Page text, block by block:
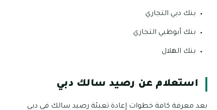
بنك دبي التجاري
بنك أبوظبي التجاري
بنك الهلال
استعلام عن رصيد سالك دبي
بعد معرفة كافة خطوات إعادة تعبئة رصيد سالك في دبي